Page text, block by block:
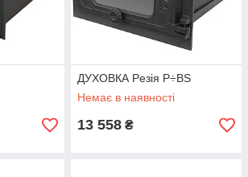
ДУХОВКА Pезія P÷BS
Немає в наявності
13 558 ₴